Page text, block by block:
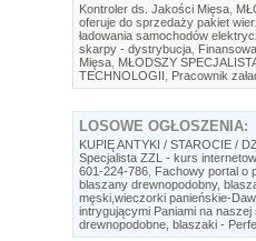
Kontroler ds. Jakości Mięsa
oferuje do sprzedaży pakiet
ładowania samochodów
skarpy - dystrybucja
Mięsa MŁODSZY
TECHNOLOGII
Pracownik
LOSOWE OGŁOSZENIA:
KUPIĘ ANTYKI / STAROCIE /
Specjalista ZZL - kurs
601-224-786 Fachowy portal o
blaszany drewnopodobny,
męski,wieczorki panieńskie-
intrygującymi Paniami na
drewnopodobne, blaszaki -